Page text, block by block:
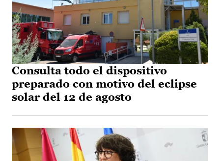
Consulta todo el dispositivo
preparado con motivo del eclipse
solar del 12 de agosto